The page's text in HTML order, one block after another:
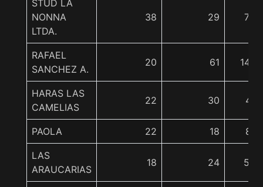
STUD LA
NONNA
LTDA.
38 29 73
RAFAEL
SANCHEZ A.
20 61 147
HARAS LAS
CAMELIAS
22 30 41
PAOLA 22 18 81
LAS
ARAUCARIAS
18 24 56